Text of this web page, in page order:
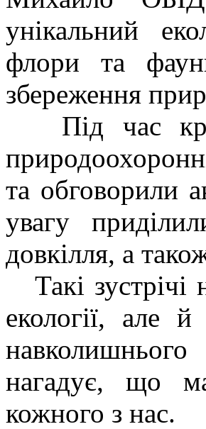
унікальний
флори та
збереження
Під час
та обговорили
увагу
довкілля, а
Такі зустрічі
екології, але
навколишнього
нагадує, що
кожного з нас.